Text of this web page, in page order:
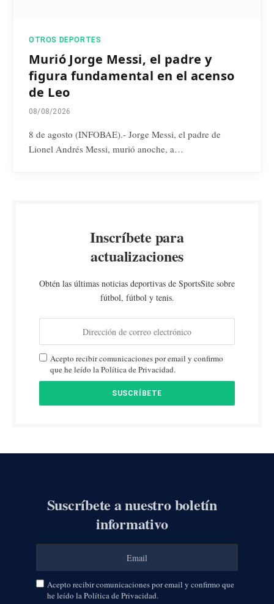
OTROS DEPORTES
Murió Jorge Messi, el padre y
figura fundamental en el acenso
de Leo
08/08/2026
8 de agosto (INFOBAE).- Jorge Messi, el padre de
Lionel Andrés Messi, murió anoche, a…
Inscríbete para
actualizaciones
Obtén las últimas noticias deportivas de SportsSite sobre
fútbol, fútbol y tenis.
Acepto recibir comunicaciones por email y confirmo
que he leído la Política de Privacidad.
Suscríbete a nuestro boletín
informativo
Acepto recibir comunicaciones por email y confirmo que
he leído la Política de Privacidad.